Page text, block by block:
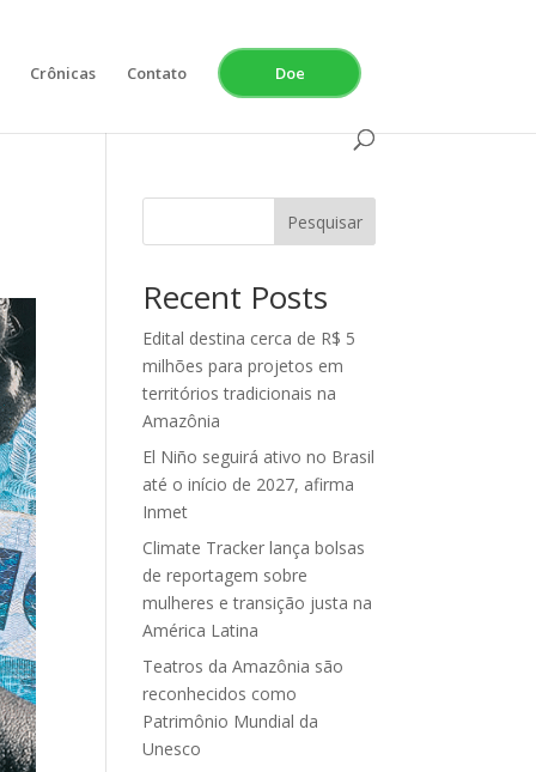
Crônicas Contato Doe
Pesquisar
Recent Posts
Edital destina cerca de R$ 5
milhões para projetos em
territórios tradicionais na
Amazônia
El Niño seguirá ativo no Brasil
até o início de 2027, afirma
Inmet
Climate Tracker lança bolsas
de reportagem sobre
mulheres e transição justa na
América Latina
Teatros da Amazônia são
reconhecidos como
Patrimônio Mundial da
Unesco